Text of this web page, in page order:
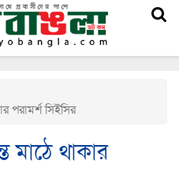
পরামর্শ সিইসির
মাঠে থাকার